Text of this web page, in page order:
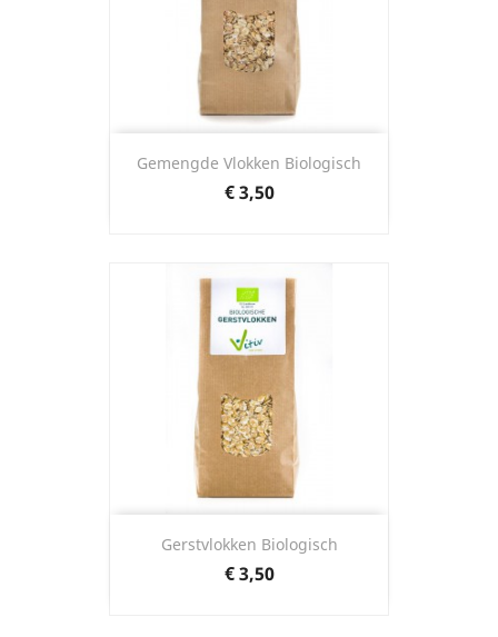
Gemengde Vlokken Biologisch
Prijs
€ 3,50
Gerstvlokken Biologisch
Prijs
€ 3,50